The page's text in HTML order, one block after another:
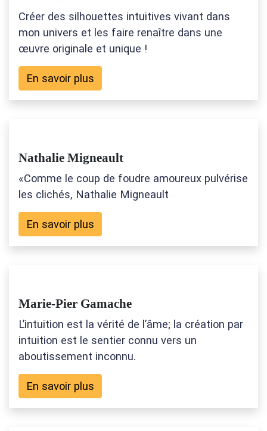
Créer des silhouettes intuitives vivant dans
mon univers et les faire renaître dans une
œuvre originale et unique !
En savoir plus
Nathalie Migneault
«Comme le coup de foudre amoureux pulvérise
les clichés, Nathalie Migneault
En savoir plus
Marie-Pier Gamache
L’intuition est la vérité de l’âme; la création par
intuition est le sentier connu vers un
aboutissement inconnu.
En savoir plus